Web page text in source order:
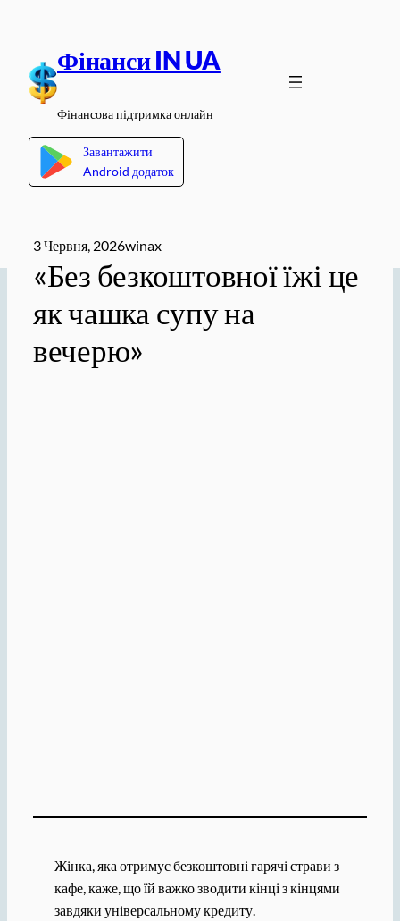
вмісту
Фінанси IN UA
Фінансова підтримка онлайн
Завантажити
Android додаток
3 Червня, 2026winax
«Без безкоштовної їжі це
як чашка супу на
вечерю»
Жінка, яка отримує безкоштовні гарячі страви з
кафе, каже, що їй важко зводити кінці з кінцями
завдяки універсальному кредиту.